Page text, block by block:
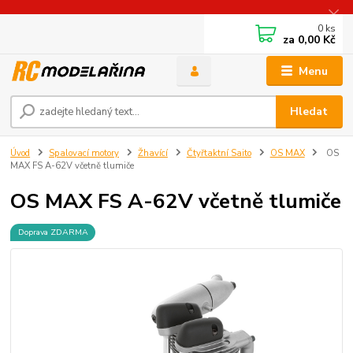
Menu
Hledat
0 ks
za 0,00 Kč
Úvod Spalovací motory Žhavící Čtyřtaktní Saito OS MAX
OS
MAX FS A-62V včetně tlumiče
OS MAX FS A-62V včetně tlumiče
Doprava ZDARMA